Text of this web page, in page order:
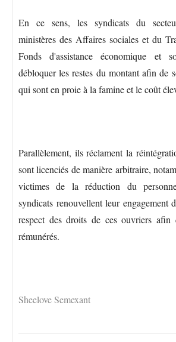
En ce sens, les syndicats du
ministères des Affaires sociales et du
Fonds d'assistance économique et
débloquer les restes du montant afin de
qui sont en proie à la famine et le coût
Parallèlement, ils réclament la
sont licenciés de manière arbitraire,
victimes de la réduction du
syndicats renouvellent leur engagement
respect des droits de ces ouvriers afin
rémunérés.
Sheelove Semexant